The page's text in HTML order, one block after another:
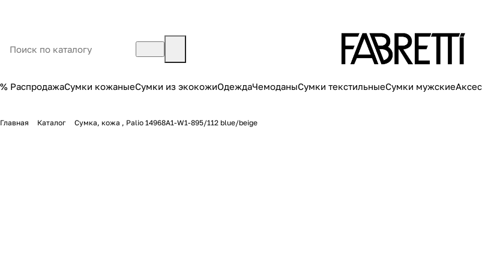
% РаспродажаСумки кожаныеСумки из экокожиОдеждаЧемоданыСумки текстильныеСумки мужские
Главная Каталог Сумка, кожа , Palio 14968A1-W1-895/112 blue/beige